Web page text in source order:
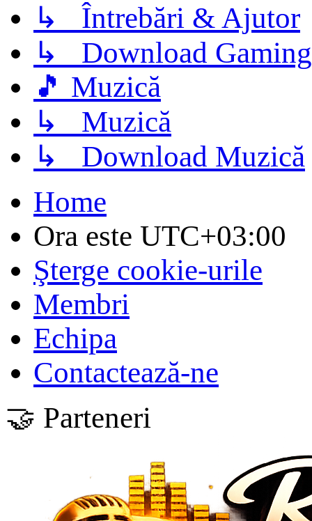
↳ Întrebări & Ajutor
↳ Download Gaming
🎵 Muzică
↳ Muzică
↳ Download Muzică
Home
Ora este UTC+03:00
Şterge cookie-urile
Membri
Echipa
Contactează-ne
🤝 Parteneri